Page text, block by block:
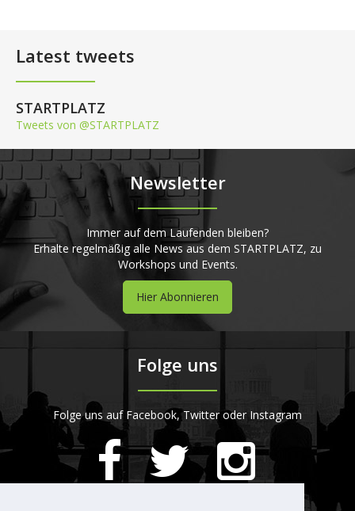
Latest tweets
STARTPLATZ
Tweets von @STARTPLATZ
Newsletter
Immer auf dem Laufenden bleiben?
Erhalte regelmäßig alle News aus dem STARTPLATZ, zu
Workshops und Events.
Hier Abonnieren
Folge uns
Folge uns auf Facebook, Twitter oder Instagram